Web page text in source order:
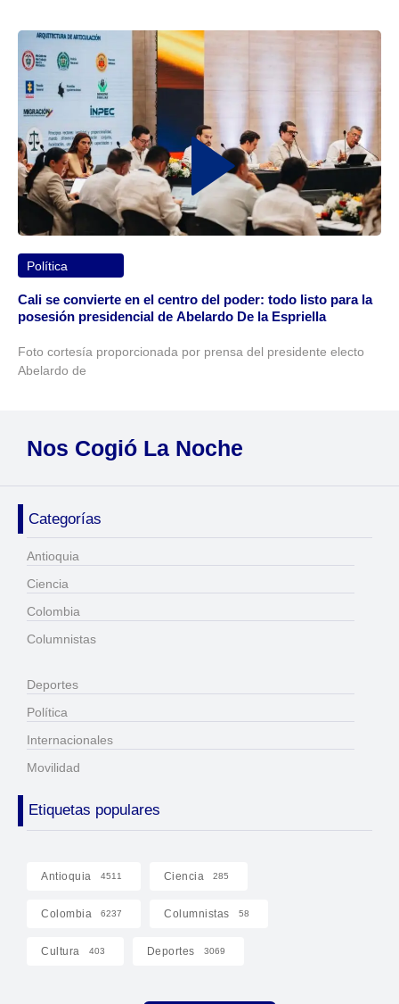
Política
Cali se convierte en el centro del poder: todo listo para la
posesión presidencial de Abelardo De la Espriella
Foto cortesía proporcionada por prensa del presidente electo
Abelardo de
Nos Cogió La Noche
Categorías
Antioquia
Ciencia
Colombia
Columnistas
Deportes
Política
Internacionales
Movilidad
Etiquetas populares
Antioquia 4511 Ciencia 285
Colombia 6237 Columnistas 58
Cultura 403 Deportes 3069